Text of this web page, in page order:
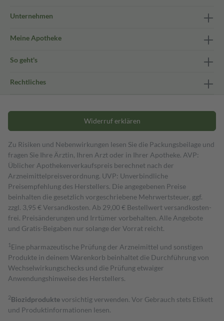
Unternehmen
Meine Apotheke
So geht's
Rechtliches
Widerruf erklären
Zu Risiken und Nebenwirkungen lesen Sie die Packungsbeilage und
fragen Sie Ihre Ärztin, Ihren Arzt oder in Ihrer Apotheke. AVP:
Üblicher Apothekenverkaufspreis berechnet nach der
Arzneimittelpreisverordnung. UVP: Unverbindliche
Preisempfehlung des Herstellers. Die angegebenen Preise
beinhalten die gesetzlich vorgeschriebene Mehrwertsteuer, ggf.
zzgl. 3,95 € Versandkosten. Ab 29,00 € Bestell­wert versand­kosten­
frei. Preisänderungen und Irrtümer vorbehalten. Alle Angebote
und Gratis-Beigaben nur solange der Vorrat reicht.
1 Eine pharmazeutische Prüfung der Arzneimittel und sonstigen
Produkte in deinem Warenkorb beinhaltet die Durchführung von
Wechselwirkungschecks und die Prüfung etwaiger
Anwendungshinweise des Herstellers.
2Biozidproduktevorsichtig verwenden. Vor Gebrauch stets Etikett
und Produktinformationen lesen.